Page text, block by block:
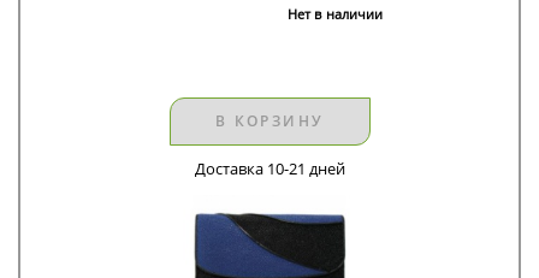
Нет в наличии
В КОРЗИНУ
Доставка 10-21 дней